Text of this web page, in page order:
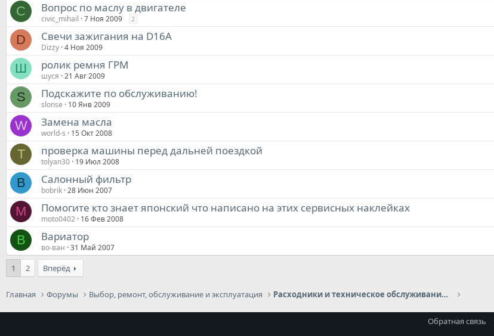
C Вопрос по маслу в двигателе
civic_mihail 7 Ноя 2009 2
D Свечи зажигания на D16A
Dizzy 4 Ноя 2009
Ш ролик ремня ГРМ
шуся 21 Авг 2009
S Подскажите по обслуживанию!
slonse 10 Янв 2009
W Замена масла
world-s 15 Окт 2008
T проверка машины перед дальней поездкой
tolyan30 19 Июл 2008
B Салонный фильтр
bobrik 28 Июн 2007
M Помогите кто знает японский что написано на этих сервисных наклейках
moto0402 16 Фев 2008
В Вариатор
во-ван 31 Май 2007
1 2 Вперёд
Главная Форумы Выбор, ремонт, обслуживание и эксплуатация Расходники и техническое обслуживание (ТО)
Обратная связь